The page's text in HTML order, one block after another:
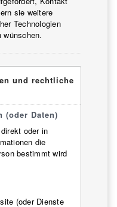
sie weitere
Technologien
wünschen.
und rechtliche
(oder Daten)
oder in
die
bestimmt wird
(oder Dienste